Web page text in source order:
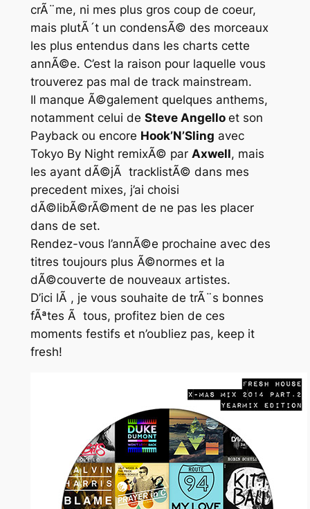
crÃ¨me, ni mes plus gros coup de coeur,
mais plutÃ´t un condensÃ© des morceaux
les plus entendus dans les charts cette
annÃ©e. C’est la raison pour laquelle vous
trouverez pas mal de track mainstream.
Il manque Ã©galement quelques anthems,
notamment celui de Steve Angello et son
Payback ou encore Hook’N’Sling avec
Tokyo By Night remixÃ© par Axwell, mais
les ayant dÃ©jÃ tracklistÃ© dans mes
precedent mixes, j’ai choisi
dÃ©libÃ©rÃ©ment de ne pas les placer
dans de set.
Rendez-vous l’annÃ©e prochaine avec des
titres toujours plus Ã©normes et la
dÃ©couverte de nouveaux artistes.
D’ici lÃ , je vous souhaite de trÃ¨s bonnes
fÃªtes Ã tous, profitez bien de ces
moments festifs et n’oubliez pas, keep it
fresh!